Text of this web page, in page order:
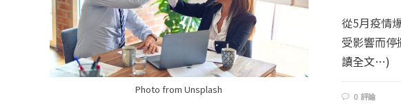
Photo from Unsplash
從5月疫情
受影響而
讀全文…)
0 評論